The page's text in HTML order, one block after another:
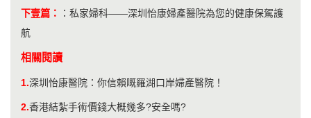
下壹篇：
： 私家婦科——深圳怡康婦產醫院為您的健康保駕護
航
相關閱讀
1.深圳怡康醫院：你信賴嘅羅湖口岸婦產醫院！
2.香港結紮手術價錢大概幾多?安全嗎?